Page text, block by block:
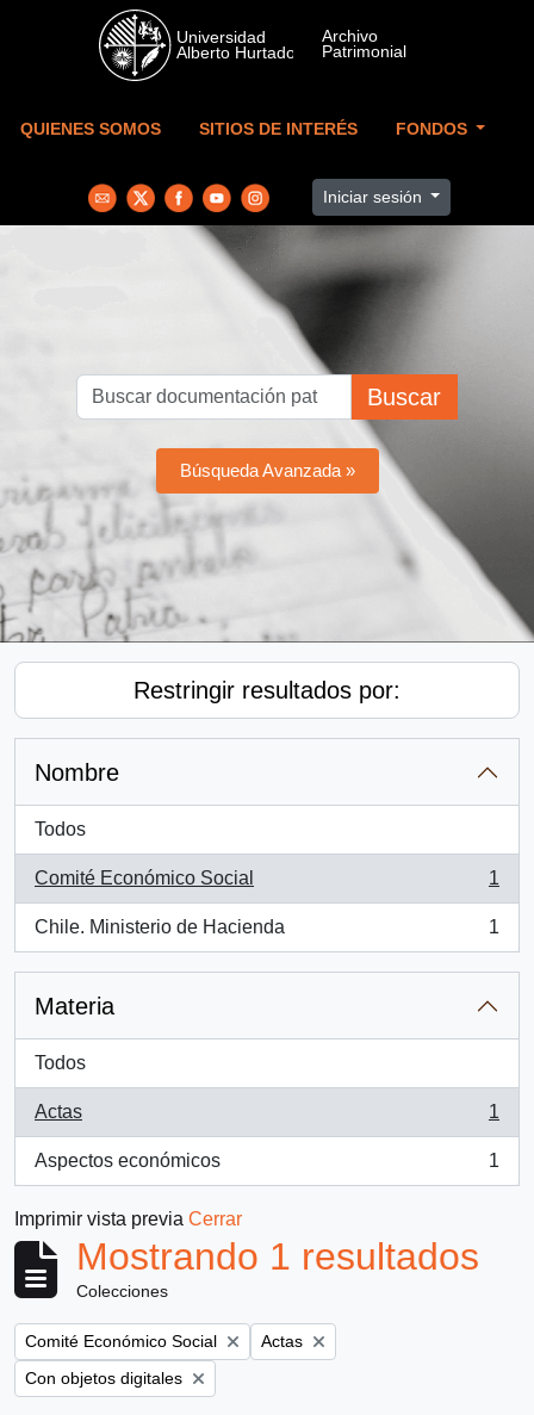
Skip to main content
QUIENES SOMOS SITIOS DE INTERÉS FONDOS
Iniciar sesión
Buscar
Búsqueda Avanzada »
Restringir resultados por:
Nombre
Todos
Comité Económico Social
, 1 resultados
1
Chile. Ministerio de Hacienda
, 1 resultados
1
Materia
Todos
Actas
, 1 resultados
1
Aspectos económicos
, 1 resultados
1
Imprimir vista previa Cerrar
Mostrando 1 resultados
Colecciones
Remove filter:
Comité Económico Social Remove filter:
Actas
Remove filter:
Con objetos digitales